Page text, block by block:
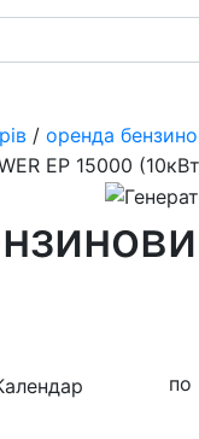
/ оренда
по